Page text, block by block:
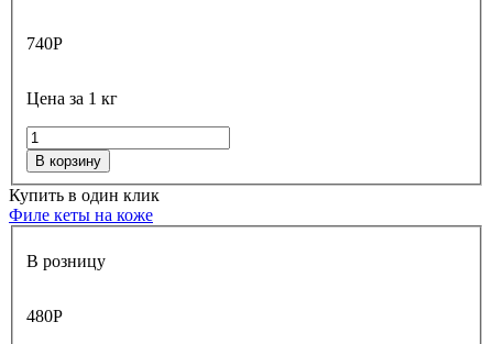
740Р
Цена за 1 кг
В корзину
Купить в один клик
Филе кеты на коже
В розницу
480Р